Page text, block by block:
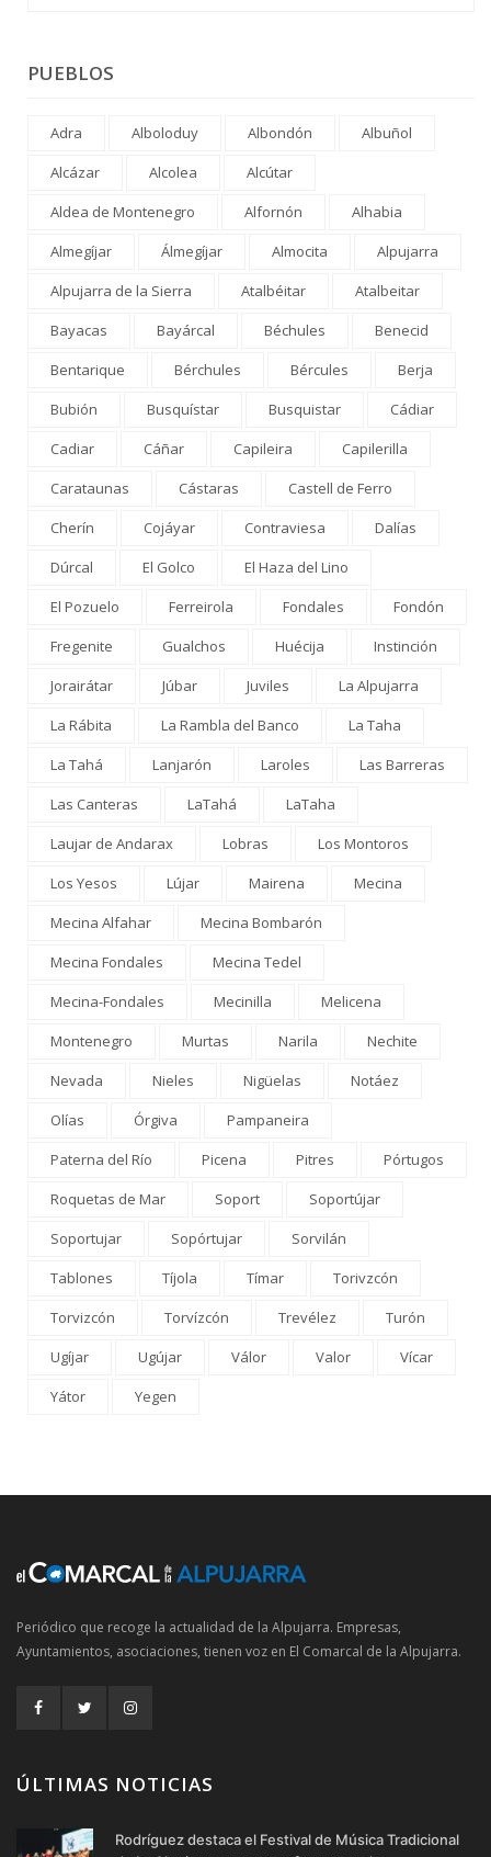
PUEBLOS
Adra Alboloduy Albondón
Albuñol
Alcázar
Alcolea
Alcútar
Aldea de Montenegro
Alfornón
Alhabia
Almegíjar
Álmegíjar Almocita
Alpujarra
Alpujarra de la Sierra
Atalbéitar
Atalbeitar
Bayacas
Bayárcal Béchules
Benecid
Bentarique
Bérchules Bércules
Berja
Bubión
Busquístar Busquistar
Cádiar
Cadiar
Cáñar Capileira
Capilerilla
Carataunas
Cástaras
Castell de Ferro
Cherín
Cojáyar Contraviesa
Dalías
Dúrcal
El Golco
El Haza del Lino
El Pozuelo
Ferreirola Fondales
Fondón
Fregenite
Gualchos Huécija
Instinción
Jorairátar
Júbar Juviles
La Alpujarra
La Rábita
La Rambla del Banco
La Taha
La Tahá
Lanjarón Laroles
Las Barreras
Las Canteras
LaTahá
LaTaha
Laujar de Andarax
Lobras
Los Montoros
Los Yesos
Lújar Mairena
Mecina
Mecina Alfahar
Mecina Bombarón
Mecina Fondales
Mecina Tedel
Mecina-Fondales
Mecinilla
Melicena
Montenegro
Murtas Narila
Nechite
Nevada
Nieles Nigüelas
Notáez
Olías
Órgiva
Pampaneira
Paterna del Río
Picena Pitres
Pórtugos
Roquetas de Mar
Soport
Soportújar
Soportujar
Sopórtujar
Sorvilán
Tablones
Tíjola Tímar
Torivzcón
Torvizcón
Torvízcón Trevélez
Turón
Ugíjar
Ugújar Válor Valor
Vícar
Yátor
Yegen
Periódico que recoge la actualidad de la Alpujarra. Empresas,
Ayuntamientos, asociaciones, tienen voz en El Comarcal de la Alpujarra.
ÚLTIMAS NOTICIAS
Rodríguez destaca el Festival de Música Tradicional